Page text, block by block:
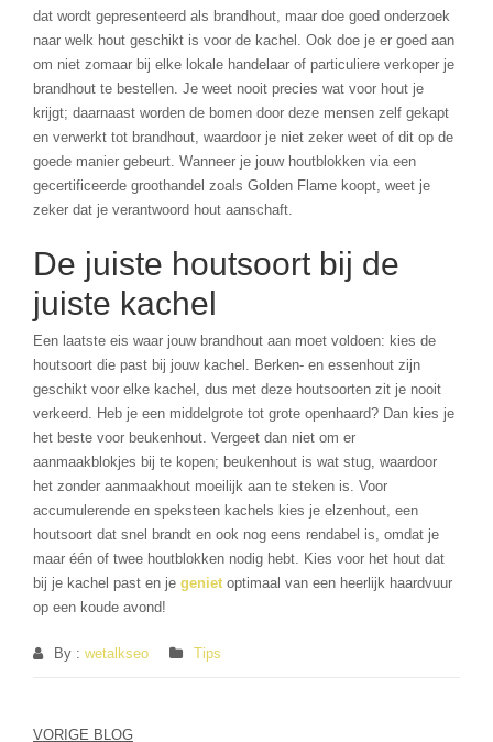
dat wordt gepresenteerd als brandhout, maar doe goed onderzoek
naar welk hout geschikt is voor de kachel. Ook doe je er goed aan
om niet zomaar bij elke lokale handelaar of particuliere verkoper je
brandhout te bestellen. Je weet nooit precies wat voor hout je
krijgt; daarnaast worden de bomen door deze mensen zelf gekapt
en verwerkt tot brandhout, waardoor je niet zeker weet of dit op de
goede manier gebeurt. Wanneer je jouw houtblokken via een
gecertificeerde groothandel zoals Golden Flame koopt, weet je
zeker dat je verantwoord hout aanschaft.
De juiste houtsoort bij de
juiste kachel
Een laatste eis waar jouw brandhout aan moet voldoen: kies de
houtsoort die past bij jouw kachel. Berken- en essenhout zijn
geschikt voor elke kachel, dus met deze houtsoorten zit je nooit
verkeerd. Heb je een middelgrote tot grote openhaard? Dan kies je
het beste voor beukenhout. Vergeet dan niet om er
aanmaakblokjes bij te kopen; beukenhout is wat stug, waardoor
het zonder aanmaakhout moeilijk aan te steken is. Voor
accumulerende en speksteen kachels kies je elzenhout, een
houtsoort dat snel brandt en ook nog eens rendabel is, omdat je
maar één of twee houtblokken nodig hebt. Kies voor het hout dat
bij je kachel past en je geniet optimaal van een heerlijk haardvuur
op een koude avond!
By : wetalkseo Tips
VORIGE BLOG